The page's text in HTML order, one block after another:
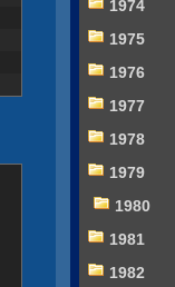
1974
1975
1976
1977
1978
1979
1980
1981
1982